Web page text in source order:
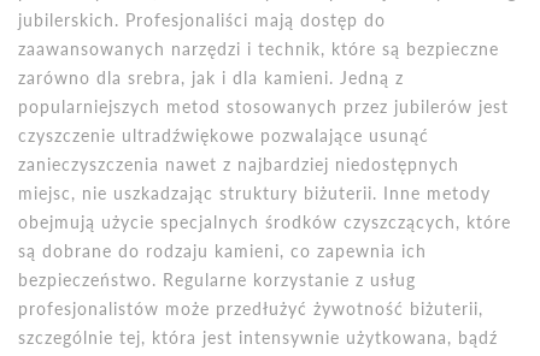
jubilerskich. Profesjonaliści mają dostęp do
zaawansowanych narzędzi i technik, które są bezpieczne
zarówno dla srebra, jak i dla kamieni. Jedną z
popularniejszych metod stosowanych przez jubilerów jest
czyszczenie ultradźwiękowe pozwalające usunąć
zanieczyszczenia nawet z najbardziej niedostępnych
miejsc, nie uszkadzając struktury biżuterii. Inne metody
obejmują użycie specjalnych środków czyszczących, które
są dobrane do rodzaju kamieni, co zapewnia ich
bezpieczeństwo. Regularne korzystanie z usług
profesjonalistów może przedłużyć żywotność biżuterii,
szczególnie tej, która jest intensywnie użytkowana, bądź